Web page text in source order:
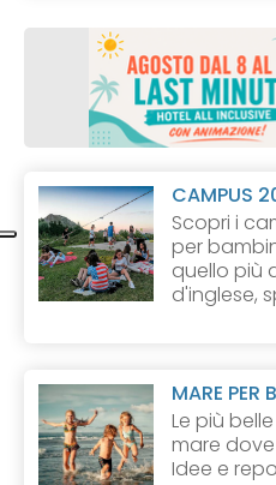
CAMPUS
Scopri i
per
quello più
d'inglese,
MARE PER
Le più
mare
Idee e